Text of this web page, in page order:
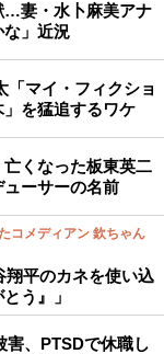
…妻・水卜麻美アナ
な」近況
「マイ・フィクショ
を猛追するワケ
亡くなった板東英二
ーサーの名前
コメディアン 欽ちゃん
平のカネを使い込
う』」
害、PTSDで休職し